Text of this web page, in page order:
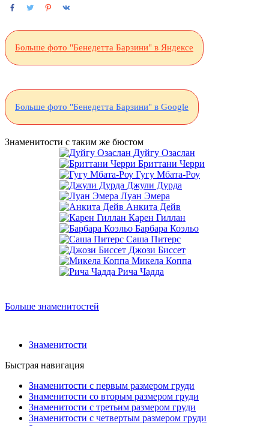
Больше фото "Бенедетта Барзини" в Яндексе
Больше фото "Бенедетта Барзини" в Google
Знаменитости с таким же бюстом
Дуйгу Озаслан
Бриттани Черри
Гугу Мбата-Роу
Джули Дурда
Луан Эмера
Анкита Дейв
Карен Гиллан
Барбара Коэльо
Саша Питерс
Джози Биссет
Микела Коппа
Рича Чадда
Больше знаменитостей
Знаменитости
Быстрая навигация
Знаменитости с первым размером груди
Знаменитости со вторым размером груди
Знаменитости с третьим размером груди
Знаменитости с четвертым размером груди